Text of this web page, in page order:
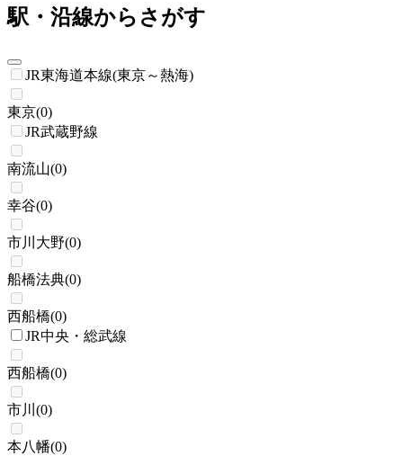
駅・沿線からさがす
JR東海道本線(東京～熱海)
東京(0)
JR武蔵野線
南流山(0)
幸谷(0)
市川大野(0)
船橋法典(0)
西船橋(0)
JR中央・総武線
西船橋(0)
市川 (0)
本八幡(0)